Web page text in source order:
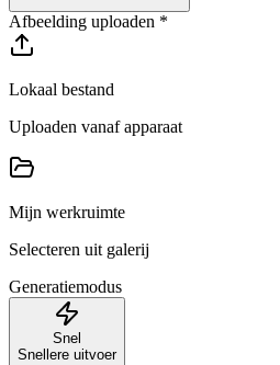
Afbeelding uploaden *
Lokaal bestand
Uploaden vanaf apparaat
Mijn werkruimte
Selecteren uit galerij
Generatiemodus
Snel
Snellere uitvoer